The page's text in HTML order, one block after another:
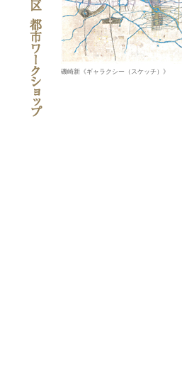
磯崎新《ギャラクシー（スケッチ）》